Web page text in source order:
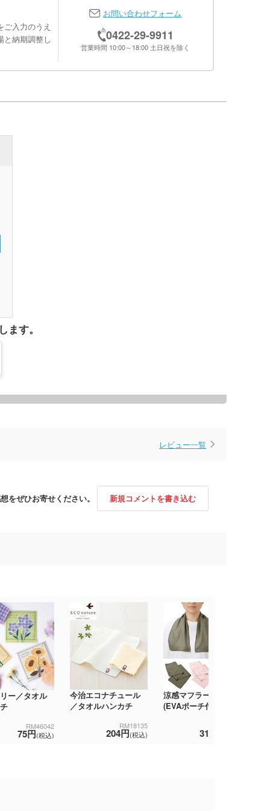
入力のうえ
と納期調整し
お問い合わせフォーム
0422-29-9911
営業時間 10:00～18:00 土日祝を除く
す。
レビュー一覧
をぜひお寄せください。 新規コメントを書き込む
ー／タオル
RM46042
75円(税込)
今治エコナチュール
／タオルハンカチ
RM18135
204円(税込)
涼感マフラータオル
(EVAポーチ付)
319円